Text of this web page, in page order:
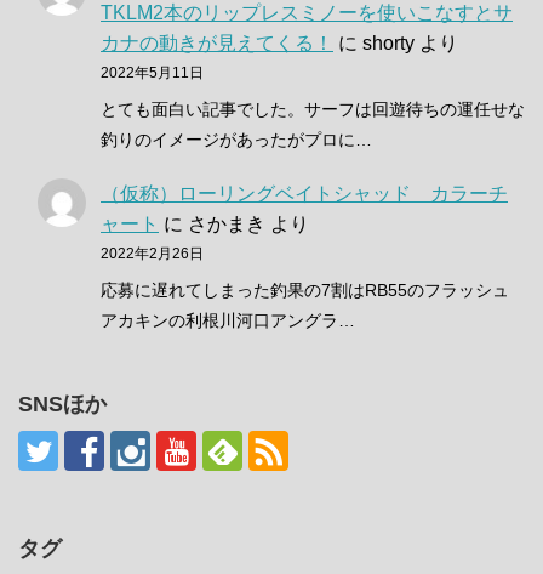
TKLM2本のリップレスミノーを使いこなすとサ
カナの動きが見えてくる！
に shorty より
2022年5月11日
とても面白い記事でした。サーフは回遊待ちの運任せな
釣りのイメージがあったがプロに…
（仮称）ローリングベイトシャッド カラーチ
ャート に さかまき より
2022年2月26日
応募に遅れてしまった釣果の7割はRB55のフラッシュ
アカキンの利根川河口アングラ…
SNSほか
タグ